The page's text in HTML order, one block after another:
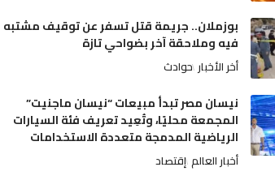
بوزملان.. جريمة قتل تسفر عن توقيف مشتبه
فيه وملاحقة آخر بضواحي تازة
أخر الأخبار حوادث
نيسان مصر تبدأ مبيعات “نيسان ماجنيت”
المجمعة محليًا، وتُعِيد تعريف فئة السيارات
الرياضية المدمجة متعددة الاستخدامات
أخبار العالم إقتصاد